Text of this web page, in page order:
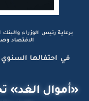
برعاية رئيس الوزراء
الاقتصاد
في احتفالها
«أموال الغد»